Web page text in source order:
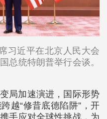
习近平在北京人民大会
总统特朗普举行会谈。
局加速演进，国际形势
越“修昔底德陷阱”，开
手应对全球性挑战，为